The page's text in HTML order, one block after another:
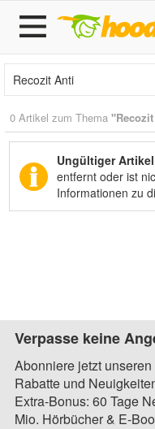
0 Artikel zum Thema
Ungültiger
entfernt oder ist
Informationen zu
Verpasse keine
Abonniere jetzt
Rabatte und
Extra-Bonus: 60 Tage
Mio. Hörbücher & E-